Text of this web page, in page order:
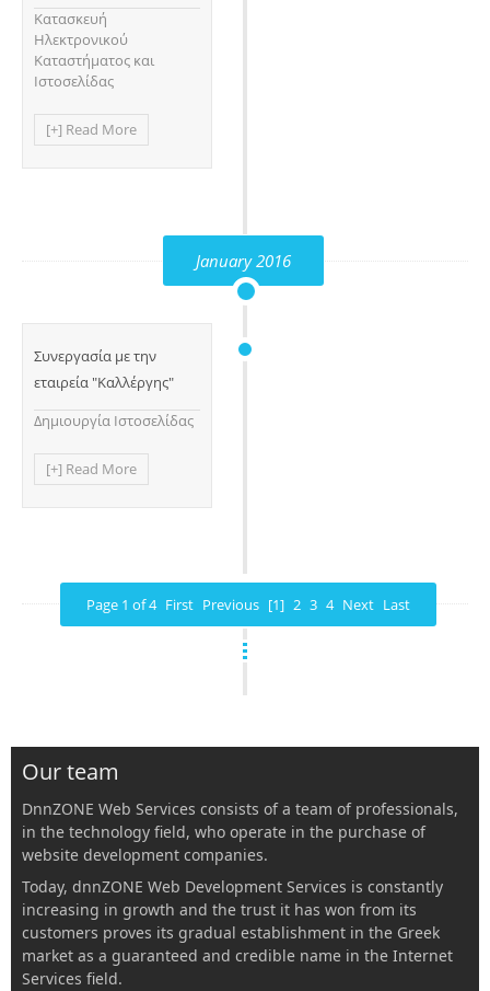
Κατασκευή
Ηλεκτρονικού
Καταστήματος και
Ιστοσελίδας
[+] Read More
January 2016
Συνεργασία με την
εταιρεία "Καλλέργης"
Δημιουργία Ιστοσελίδας
[+] Read More
Page 1 of 4 First Previous [1] 2 3 4 Next Last
Our team
DnnZONE Web Services consists of a team of professionals,
in the technology field, who operate in the purchase of
website development companies.
Today, dnnZONE Web Development Services is constantly
increasing in growth and the trust it has won from its
customers proves its gradual establishment in the Greek
market as a guaranteed and credible name in the Internet
Services field.